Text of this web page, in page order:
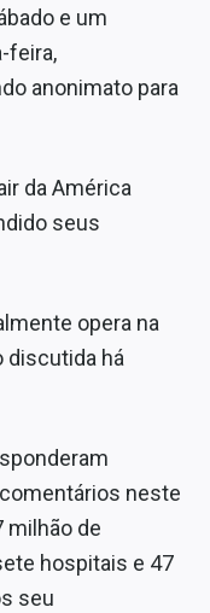
e um
feira,
anonimato para
da América
seus
opera na
discutida há
neste
milhão de
hospitais e 47
seu